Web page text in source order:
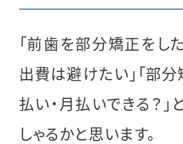
「前歯を部分矯正をし
出費は避けたい」「部
払い・月払いできる？
しゃるかと思います。